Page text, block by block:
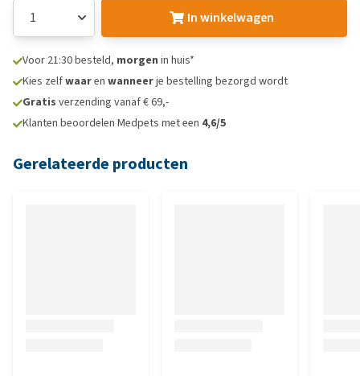
In winkelwagen
Voor 21:30 besteld, morgen in huis*
Kies zelfwaaren wanneerje bestelling bezorgd wordt
Gratis verzending vanaf € 69,-
Klanten beoordelen Medpets met een 4,6/5
Gerelateerde producten